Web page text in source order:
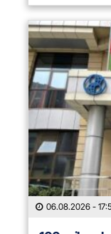
06.08.2026 -